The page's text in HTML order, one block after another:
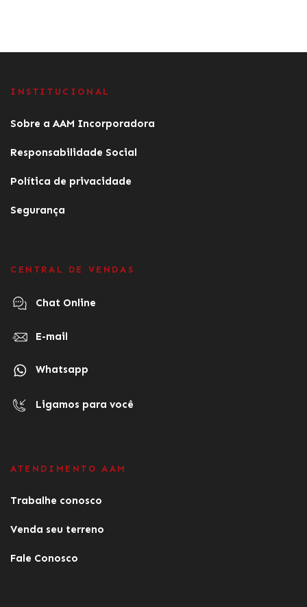
INSTITUCIONAL
Sobre a AAM Incorporadora
Responsabilidade Social
Política de privacidade
Segurança
CENTRAL DE VENDAS
Chat Online
E-mail
Whatsapp
Ligamos para você
ATENDIMENTO AAM
Trabalhe conosco
Venda seu terreno
Fale Conosco